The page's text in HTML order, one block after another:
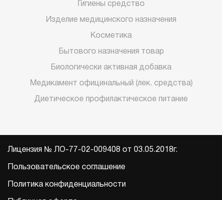
Гигиены средство
Изделие медицинского назначения
Косметика
Бытового назначения товар
Биологически активная добавка
Медикамент официнальный (лек. средства)
Диетическое профилактическое питание
Лицензия № ЛО-77-02-009408 от 03.05.2018г.
Пользовательское соглашение
Политика конфиденциальности